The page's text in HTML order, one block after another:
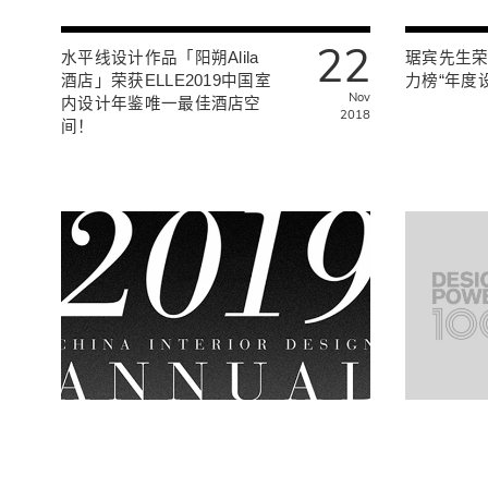
水平线设计作品「阳朔Alila
酒店」荣获ELLE2019中国室
内设计年鉴唯一最佳酒店空
间！
22
Nov
2018
琚宾先生
力榜“年度